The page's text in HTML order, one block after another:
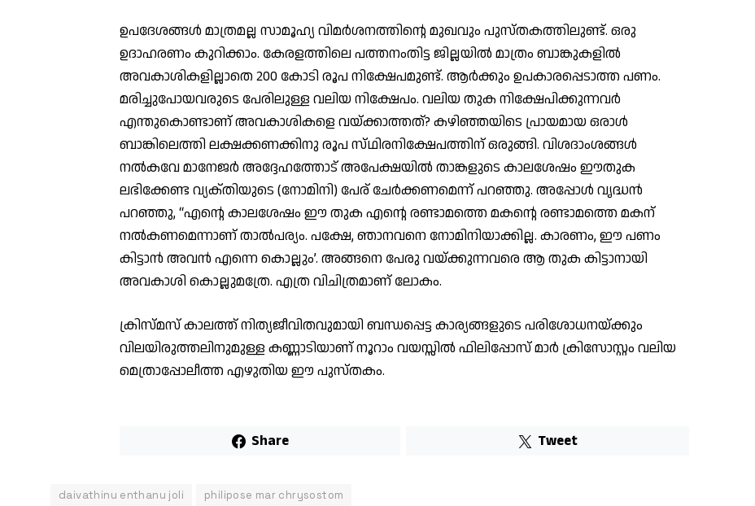
ഉപദേശങ്ങൾ മാത്രമല്ല സാമൂഹ്യ വിമർശനത്തിന്റെ മുഖവും പുസ്തകത്തിലുണ്ട്. ഒരു
ഉദാഹരണം കുറിക്കാം. കേരളത്തിലെ പത്തനംതിട്ട ജില്ലയിൽ മാത്രം ബാങ്കുകളിൽ
അവകാശികളില്ലാതെ 200 കോടി രൂപ നിക്ഷേപമുണ്ട്. ആർക്കും ഉപകാരപ്പെടാത്ത പണം.
മരിച്ചുപോയവരുടെ പേരിലുള്ള വലിയ നിക്ഷേപം. വലിയ തുക നിക്ഷേപിക്കുന്നവർ
എന്തുകൊണ്ടാണ് അവകാശികളെ വയ്ക്കാത്തത്? കഴിഞ്ഞയിടെ പ്രായമായ ഒരാൾ
ബാങ്കിലെത്തി ലക്ഷക്കണക്കിനു രൂപ സ്‌ഥിരനിക്ഷേപത്തിന് ഒരുങ്ങി. വിശദാംശങ്ങൾ
നൽകവേ മാനേജർ അദ്ദേഹത്തോട് അപേക്ഷയിൽ താങ്കളുടെ കാലശേഷം ഈതുക
ലഭിക്കേണ്ട വ്യക്‌തിയുടെ (നോമിനി) പേര് ചേർക്കണമെന്ന് പറഞ്ഞു. അപ്പോൾ വൃദ്ധൻ
പറഞ്ഞു, “എന്റെ കാലശേഷം ഈ തുക എൻ്റെ രണ്ടാമത്തെ മകൻ്റെ രണ്ടാമത്തെ മകന്
നൽകണമെന്നാണ് താൽപര്യം. പക്ഷേ, ഞാനവനെ നോമിനിയാക്കില്ല. കാരണം, ഈ പണം
കിട്ടാൻ അവൻ എന്നെ കൊല്ലും’. അങ്ങനെ പേരു വയ്ക്കുന്നവരെ ആ തുക കിട്ടാനായി
അവകാശി കൊല്ലുമത്രേ. എത്ര വിചിത്രമാണ് ലോകം.
ക്രിസ്മസ് കാലത്ത് നിത്യജീവിതവുമായി ബന്ധപ്പെട്ട കാര്യങ്ങളുടെ പരിശോധനയ്ക്കും
വിലയിരുത്തലിനുമുള്ള കണ്ണാടിയാണ് നൂറാം വയസ്സിൽ ഫിലിപ്പോസ് മാർ ക്രിസോസ്റ്റം വലിയ
മെത്രാപ്പോലീത്ത എഴുതിയ ഈ പുസ്തകം.
Share Tweet
daivathinu enthanu joli philipose mar chrysostom